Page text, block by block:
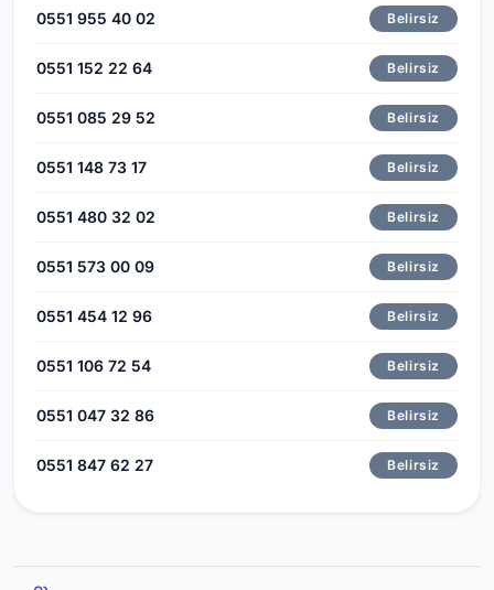
0551 955 40 02 Belirsiz
0551 152 22 64 Belirsiz
0551 085 29 52 Belirsiz
0551 148 73 17 Belirsiz
0551 480 32 02 Belirsiz
0551 573 00 09 Belirsiz
0551 454 12 96 Belirsiz
0551 106 72 54 Belirsiz
0551 047 32 86 Belirsiz
0551 847 62 27 Belirsiz